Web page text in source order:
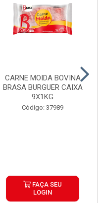
CARNE MOIDA BOVINA
BRASA BURGUER CAIXA
9X1KG
Código: 37989
FAÇA SEU
LOGIN